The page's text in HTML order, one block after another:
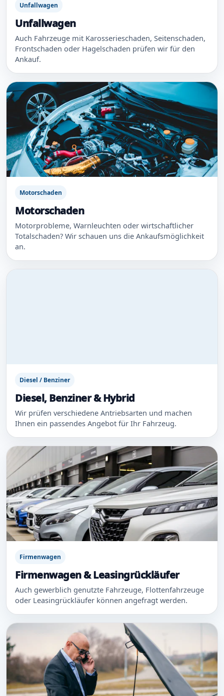
Unfallwagen
Unfallwagen
Auch Fahrzeuge mit Karosserieschaden, Seitenschaden,
Frontschaden oder Hagelschaden prüfen wir für den
Ankauf.
Motorschaden
Motorschaden
Motorprobleme, Warnleuchten oder wirtschaftlicher
Totalschaden? Wir schauen uns die Ankaufsmöglichkeit
an.
Diesel / Benziner
Diesel, Benziner & Hybrid
Wir prüfen verschiedene Antriebsarten und machen
Ihnen ein passendes Angebot für Ihr Fahrzeug.
Firmenwagen
Firmenwagen & Leasingrückläufer
Auch gewerblich genutzte Fahrzeuge, Flottenfahrzeuge
oder Leasingrückläufer können angefragt werden.